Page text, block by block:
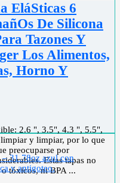
EláSticas 6
De Silicona
Tazones Y
Los Alimentos,
Horno Y
2.6 ", 3.5", 4.3 ", 5.5",
y limpiar, por lo que
preocuparse por
Estas tapas no
tóxicos, ni BPA ...